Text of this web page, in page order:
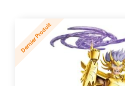
Dernier Produit